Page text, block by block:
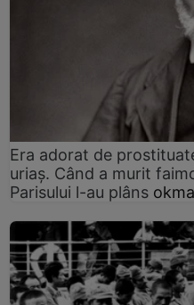
Era adorat de
uriaș. Când a murit
Parisului l-au plâns